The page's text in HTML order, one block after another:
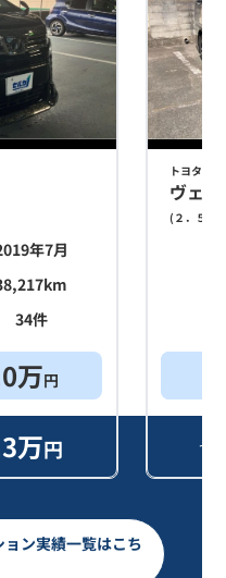
年7月
km
34件
万円
万円
トヨタ
ヴェ
( ２．５Ｚ
セ
ン実績一覧はこち